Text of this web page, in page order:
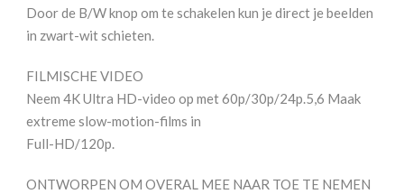
Door de B/W knop om te schakelen kun je direct je beelden
in zwart-wit schieten.
FILMISCHE VIDEO
Neem 4K Ultra HD-video op met 60p/30p/24p.5,6 Maak
extreme slow-motion-films in
Full-HD/120p.
ONTWORPEN OM OVERAL MEE NAAR TOE TE NEMEN